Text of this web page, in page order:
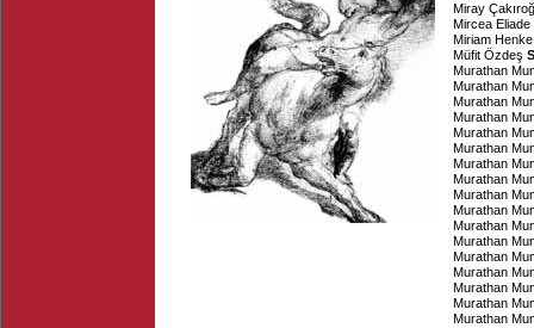
Miray
Mircea Eliade
Miriam Henke
Müfit Özdeş
Murathan
Murathan
Murathan
Murathan
Murathan
Murathan
Murathan
Murathan
Murathan
Murathan
Murathan
Murathan
Murathan
Murathan
Murathan
Murathan
Murathan